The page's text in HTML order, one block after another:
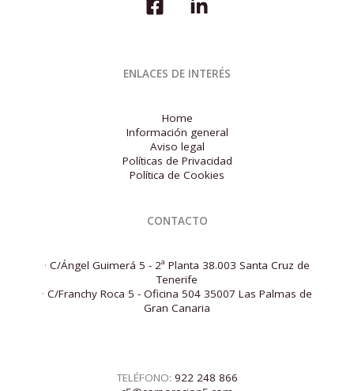
ENLACES DE INTERÉS
Home
Información general
Aviso legal
Políticas de Privacidad
Política de Cookies
CONTACTO
· C/Ángel Guimerá 5 - 2ª Planta 38.003 Santa Cruz de
Tenerife
· C/Franchy Roca 5 - Oficina 504 35007 Las Palmas de
Gran Canaria
TELÉFONO: 922 248 866